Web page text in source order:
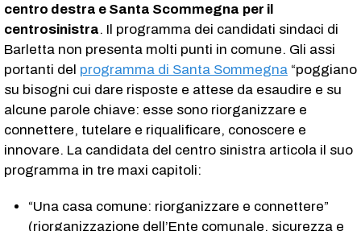
centro destra e Santa Scommegna per il
centrosinistra. Il programma dei candidati sindaci di
Barletta non presenta molti punti in comune. Gli assi
portanti del programma di Santa Sommegna “poggiano
su bisogni cui dare risposte e attese da esaudire e su
alcune parole chiave: esse sono riorganizzare e
connettere, tutelare e riqualificare, conoscere e
innovare. La candidata del centro sinistra articola il suo
programma in tre maxi capitoli:
“Una casa comune: riorganizzare e connettere”
(riorganizzazione dell’Ente comunale, sicurezza e